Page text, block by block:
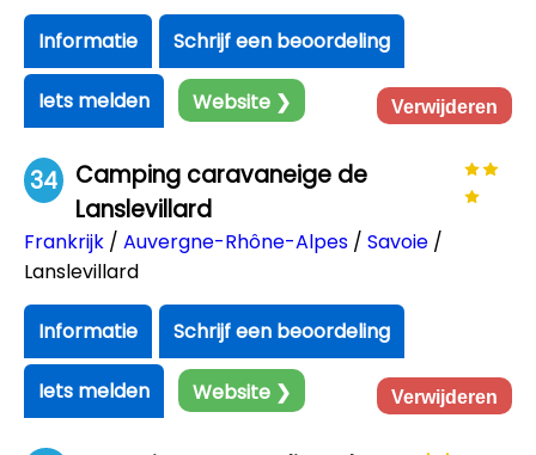
Informatie Schrijf een beoordeling
Iets melden Website ❯ Verwijderen
34 Camping caravaneige de
Lanslevillard
Frankrijk / Auvergne-Rhône-Alpes / Savoie /
Lanslevillard
Informatie Schrijf een beoordeling
Iets melden Website ❯ Verwijderen